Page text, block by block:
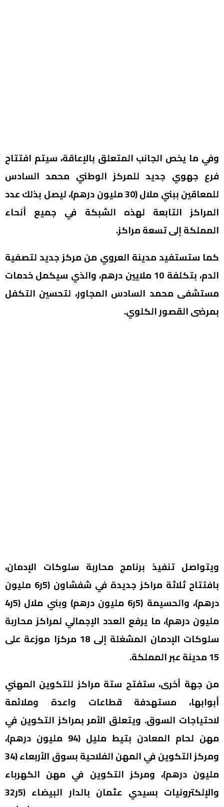
وفي ما يخص الجانب المتعلق بالإعاقة، سيتم افتتاح
فرع جهوي جديد للمركز الوطني محمد السادس
للمعاقين ببني ملال (30 مليون درهم)، ليصل بذلك عدد
المراكز التابعة لهذه الشبكة في جميع أنحاء
المملكة إلى تسعة مراكز.
كما ستستفيد مدينة العروي من مركز جديد لتصفية
الدم، بتكلفة 10 ملايين درهم، والذي سيكمل خدمات
مستشفى محمد السادس المجاور، لتحسين التكفل
بمرضى القصور الكلوي.
ويتواصل تنفيذ برنامج محاربة سلوكات الإدمان،
بافتتاح ثلاثة مراكز جديدة في شفشاون (5ر6 مليون
درهم)، والحسيمة (5ر6 مليون درهم) وبني ملال (5ر4
مليون درهم)، ما يرفع العدد الإجمالي لمراكز محاربة
سلوكات الإدمان المشغلة إلى 18 مركزا موزعة على
15 مدينة عبر المملكة.
من جهة أخرى، ستفتح ستة مراكز للتكوين المهني
أبوابها، مستهدفة قطاعات واعدة وملائمة
لاحتياجات السوق. ويتعلق الأمر بمراكز التكوين في
مهن لحام المعادن بتيط مليل (94 مليون درهم)،
ومركز التكوين في المهن الفلاحية بسوق الأربعاء (34
مليون درهم)، ومركز التكوين في مهن الكهرباء
والإلكترونيات بسيدي عثمان بالدار البيضاء (5ر32